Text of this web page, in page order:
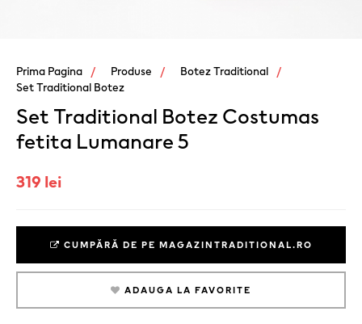
Prima Pagina Produse
Botez Traditional
Set Traditional Botez
Set Traditional Botez Costumas
fetita Lumanare 5
319 lei
CUMPĂRĂ DE PE MAGAZINTRADITIONAL.RO
ADAUGA LA FAVORITE